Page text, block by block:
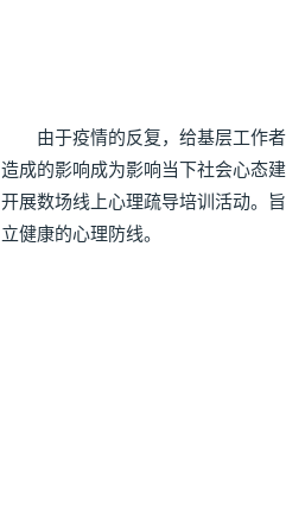
由于疫情的反复，给基层工作者
造成的影响成为影响当下社会心态
开展数场线上心理疏导培训活动。
立健康的心理防线。